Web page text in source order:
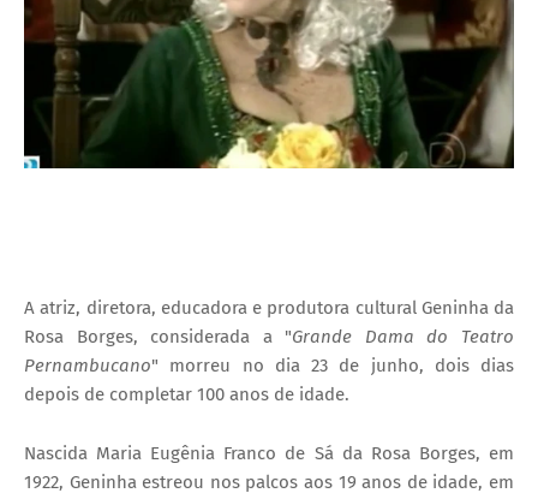
A atriz, diretora, educadora e produtora cultural Geninha da
Rosa Borges, considerada a "Grande Dama do Teatro
Pernambucano" morreu no dia 23 de junho, dois dias
depois de completar 100 anos de idade.
Nascida Maria Eugênia Franco de Sá da Rosa Borges, em
1922, Geninha estreou nos palcos aos 19 anos de idade, em